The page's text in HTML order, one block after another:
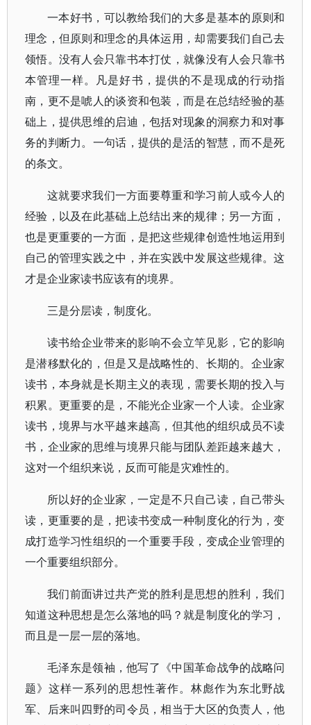
一本好书，可以教给我们的大多是基本的原则和
理念，但原则和理念的具体运用，却需要我们自己去
领悟。没有人会只靠书本打仗，就像没有人会只靠书
本管理一样。凡是好书，提供的不是现成的行动指
南，更不是唬人的谈资和包装，而是在总结经验的基
础上，提供思维的启迪，包括对现象的洞察力和对事
务的判断力。一句话，提供的是活的智慧，而不是死
的条文。
这就要求我们一方面要尊重和学习前人或今人的
经验，以及在此基础上总结出来的规律；另一方面，
也是更重要的一方面，是把这些规律创造性地运用到
自己的管理实践之中，并在实践中发展这些规律。这
才是企业家读书应该有的境界。
三是分层读，制度化。
读书给企业带来的影响不会立竿见影，它的影响
是潜移默化的，但是又是战略性的、长期的。企业家
读书，本身就是长期主义的表现，需要长期的投入与
积累。更重要的是，不能光企业家一个人读。企业家
读书，境界与水平越来越高，但其他的组织成员不读
书，企业家的思维与境界只能与团队差距越来越大，
这对一个组织来说，反而可能是灾难性的。
所以好的企业家，一定是不只自己读，自己带头
读，更重要的是，把读书变成一种制度化的行为，变
成打造学习性组织的一个重要手段，变成企业管理的
一个重要组织部分。
我们前面讲过共产党的胜利是思想的胜利，我们
知道这种思想是怎么落地的吗？就是制度化的学习，
而且是一层一层的落地。
毛泽东是领袖，他写了《中国革命战争的战略问
题》这样一系列的思想性著作。林彪作为东北野战
军、后来叫四野的司令员，相当于大区的负责人，他